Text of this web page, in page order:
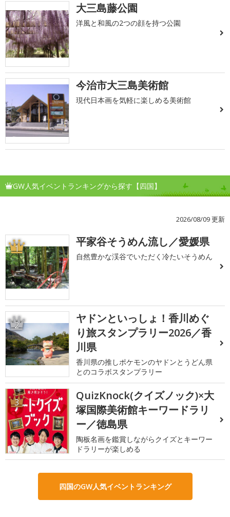
大三島藤公園
洋風と和風の2つの顔を持つ公園
今治市大三島美術館
現代日本画を気軽に楽しめる美術館
GW人気イベントランキングから探す【四国】
2026/08/09 更新
1 平家谷そうめん流し／愛媛県
自然豊かな渓谷でいただく冷たいそうめん
2
ヤドンといっしょ！香川めぐ
り旅スタンプラリー2026／香
川県
香川県の推しポケモンのヤドンとうどん県
とのコラボスタンプラリー
3
QuizKnock(クイズノック)×大
塚国際美術館キーワードラリ
ー／徳島県
陶板名画を鑑賞しながらクイズとキーワー
ドラリーが楽しめる
四国のGW人気イベントランキング